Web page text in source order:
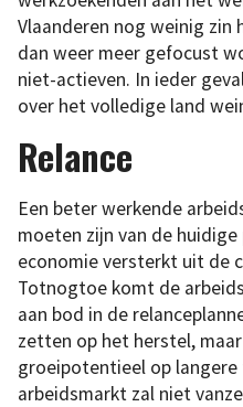
Vlaanderen nog weinig zin
dan weer meer gefocust
niet-actieven. In ieder
over het volledige land
Relance
Een beter werkende
moeten zijn van de
economie versterkt uit de
Totnogtoe komt de
aan bod in de
zetten op het herstel,
groeipotentieel op
arbeidsmarkt zal niet